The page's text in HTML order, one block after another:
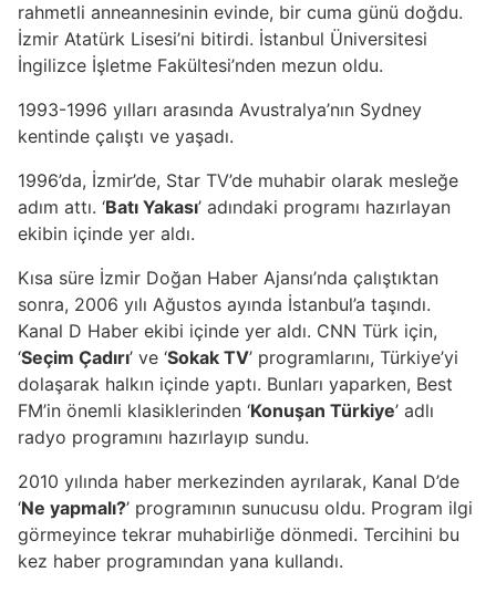
rahmetli anneannesinin evinde, bir cuma günü doğdu.
İzmir Atatürk Lisesi’ni bitirdi. İstanbul Üniversitesi
İngilizce İşletme Fakültesi’nden mezun oldu.
1993-1996 yılları arasında Avustralya’nın Sydney
kentinde çalıştı ve yaşadı.
1996’da, İzmir’de, Star TV’de muhabir olarak mesleğe
adım attı. ‘Batı Yakası’ adındaki programı hazırlayan
ekibin içinde yer aldı.
Kısa süre İzmir Doğan Haber Ajansı’nda çalıştıktan
sonra, 2006 yılı Ağustos ayında İstanbul’a taşındı.
Kanal D Haber ekibi içinde yer aldı. CNN Türk için,
‘Seçim Çadırı’ ve ‘Sokak TV’ programlarını, Türkiye’yi
dolaşarak halkın içinde yaptı. Bunları yaparken, Best
FM’in önemli klasiklerinden ‘Konuşan Türkiye’ adlı
radyo programını hazırlayıp sundu.
2010 yılında haber merkezinden ayrılarak, Kanal D’de
‘Ne yapmalı?’ programının sunucusu oldu. Program ilgi
görmeyince tekrar muhabirliğe dönmedi. Tercihini bu
kez haber programından yana kullandı.